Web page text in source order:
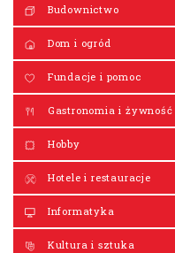
Budownictwo
Dom i ogród
Fundacje i pomoc
Gastronomia i żywność
Hobby
Hotele i restauracje
Informatyka
Kultura i sztuka